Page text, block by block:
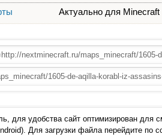
Актуально для
для удобства сайт оптимизирован для
Для загрузки файла перейдите по